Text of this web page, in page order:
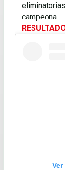
campeona.